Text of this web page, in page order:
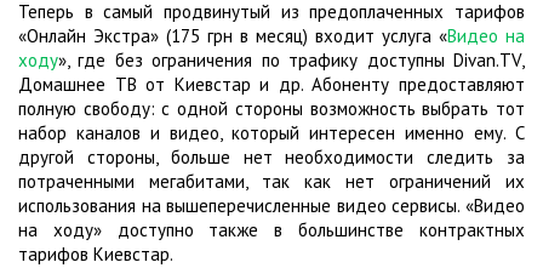
Теперь в самый продвинутый из предоплаченных тарифов
«Онлайн Экстра» (175 грн в месяц) входит услуга «Видео на
ходу», где без ограничения по трафику доступны Divan.TV,
Домашнее ТВ от Киевстар и др. Абоненту предоставляют
полную свободу: с одной стороны возможность выбрать тот
набор каналов и видео, который интересен именно ему. С
другой стороны, больше нет необходимости следить за
потраченными мегабитами, так как нет ограничений их
использования на вышеперечисленные видео сервисы. «Видео
на ходу» доступно также в большинстве контрактных
тарифов Киевстар.